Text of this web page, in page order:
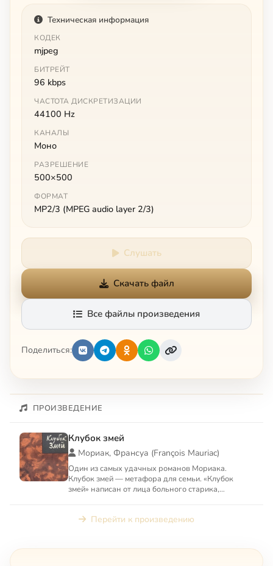
Техническая информация
КОДЕК
mjpeg
БИТРЕЙТ
96 kbps
ЧАСТОТА ДИСКРЕТИЗАЦИИ
44100 Hz
КАНАЛЫ
Моно
РАЗРЕШЕНИЕ
500×500
ФОРМАТ
MP2/3 (MPEG audio layer 2/3)
Слушать
Скачать файл
Все файлы произведения
Поделиться:
ПРОИЗВЕДЕНИЕ
Клубок змей
Мориак, Франсуа (François Mauriac)
Один из самых удачных романов Мориака.
Клубок змей — метафора для семьи. «Клубок
змей» написан от лица больного старика,
Перейти к произведению